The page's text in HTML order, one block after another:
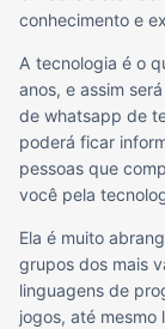
conhecimento e
A tecnologia é o
anos, e assim
de whatsapp de
poderá ficar
pessoas que
você pela
Ela é muito
grupos dos mais
linguagens de
jogos, até mesmo